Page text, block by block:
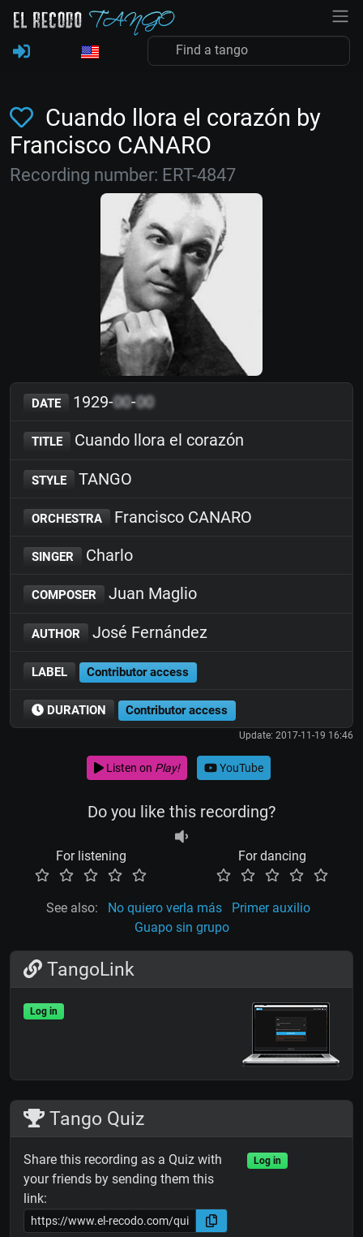
Cuando llora el corazón by
Francisco CANARO
Recording number: ERT-4847
DATE 1929-00-00
TITLE Cuando llora el corazón
STYLE TANGO
ORCHESTRA Francisco CANARO
SINGER Charlo
COMPOSER Juan Maglio
AUTHOR José Fernández
LABEL Contributor access
DURATION Contributor access
Update: 2017-11-19 16:46
Listen on Play! YouTube
Do you like this recording?
For listening For dancing
See also: No quiero verla más
Primer auxilio
Guapo sin grupo
TangoLink
Log in
Tango Quiz
Share this recording as a Quiz with
your friends by sending them this
link:
Log in